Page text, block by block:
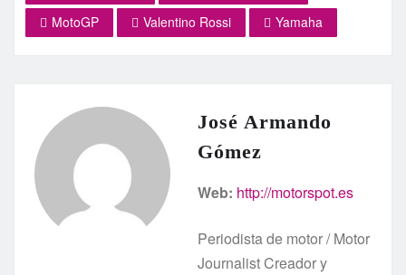
MotoGP
Valentino Rossi Yamaha
José Armando
Gómez
Web: http://motorspot.es
Periodista de motor / Motor
Journalist Creador y